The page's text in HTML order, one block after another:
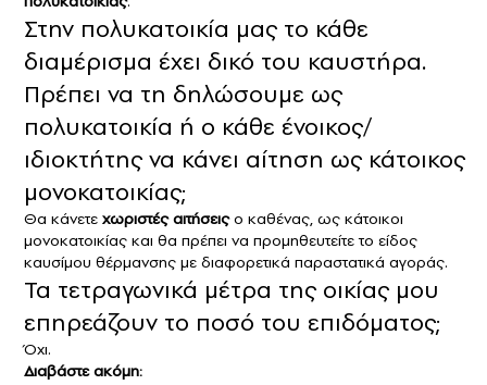
Στην πολυκατοικία μας το κάθε
διαμέρισμα έχει δικό του καυστήρα.
Πρέπει να τη δηλώσουμε ως
πολυκατοικία ή ο κάθε ένοικος/
ιδιοκτήτης να κάνει αίτηση ως κάτοικος
μονοκατοικίας;
Θα κάνετε χωριστές αιτήσειςο καθένας, ως κάτοικοι
μονοκατοικίας και θα πρέπει να προμηθευτείτε το είδος
καυσίμου θέρμανσης με διαφορετικά παραστατικά αγοράς.
Τα τετραγωνικά μέτρα της οικίας μου
επηρεάζουν το ποσό του επιδόματος;
Όχι.
Διαβάστε ακόμη: